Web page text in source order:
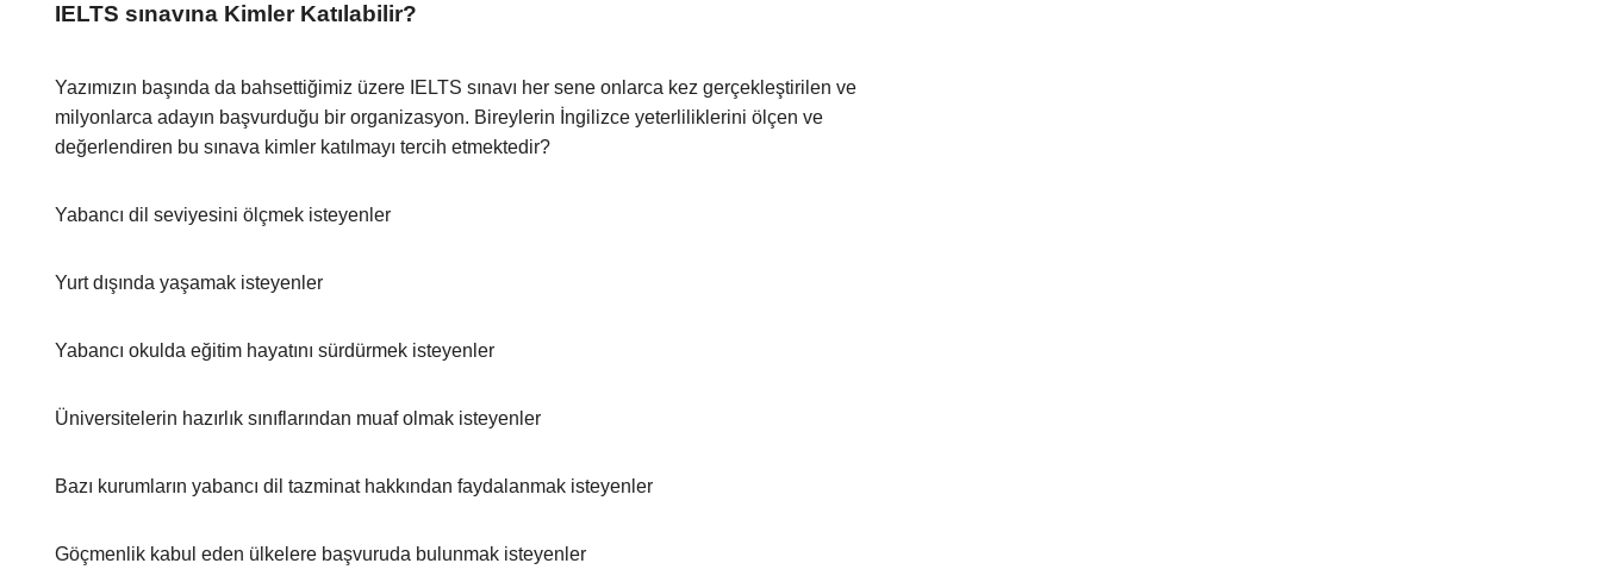
IELTS sınavına Kimler Katılabilir?
Yazımızın başında da bahsettiğimiz üzere IELTS sınavı her sene onlarca kez gerçekleştirilen ve
milyonlarca adayın başvurduğu bir organizasyon. Bireylerin İngilizce yeterliliklerini ölçen ve
değerlendiren bu sınava kimler katılmayı tercih etmektedir?
Yabancı dil seviyesini ölçmek isteyenler
Yurt dışında yaşamak isteyenler
Yabancı okulda eğitim hayatını sürdürmek isteyenler
Üniversitelerin hazırlık sınıflarından muaf olmak isteyenler
Bazı kurumların yabancı dil tazminat hakkından faydalanmak isteyenler
Göçmenlik kabul eden ülkelere başvuruda bulunmak isteyenler